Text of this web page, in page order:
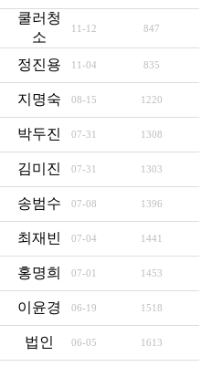
청소건
쿨러청
소
11-12 847
청합니다. (1)
정진용 11-04 835
지명숙 08-15 1220
문의 드립니다.
박두진 07-31 1308
김미진 07-31 1303
(1)
송범수 07-08 1396
의 드립니다.
최재빈 07-04 1441
립니다. (1)
홍명희 07-01 1453
립니다. (1)
이윤경 06-19 1518
법인 06-05 1613